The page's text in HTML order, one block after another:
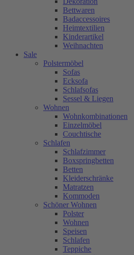
Bettwaren
Badaccessoires
Heimtextilien
Kinderartikel
Weihnachten
Sale
Polstermöbel
Sofas
Ecksofa
Schlafsofas
Sessel & Liegen
Wohnen
Wohnkombinationen
Einzelmöbel
Couchtische
Schlafen
Schlafzimmer
Boxspringbetten
Betten
Kleiderschränke
Matratzen
Kommoden
Schöner Wohnen
Polster
Wohnen
Speisen
Schlafen
Teppiche